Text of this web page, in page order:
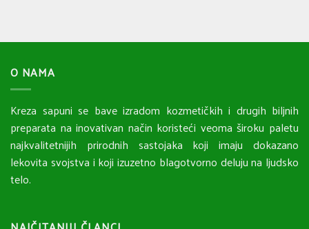
O NAMA
Kreza sapuni se bave izradom kozmetičkih i drugih biljnih
preparata na inovativan način koristeći veoma široku paletu
najkvalitetnijih prirodnih sastojaka koji imaju dokazano
lekovita svojstva i koji izuzetno blagotvorno deluju na ljudsko
telo.